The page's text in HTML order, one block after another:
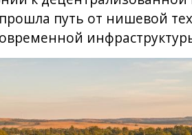
путь от нишевой